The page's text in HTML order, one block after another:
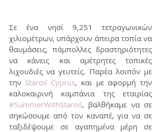
Σε ένα νησί 9,251 τετραγωνικών
χιλιομέτρων, υπάρχουν άπειρα τοπία να
θαυμάσεις, πάμπολλες δραστηριότητες
να κάνεις και αμέτρητες τοπικές
λιχουδιές να γευτείς. Παρέα λοιπόν με
την Staroil Cyprus, και με αφορμή την
#SummerWithStaroil, βαλθήκαμε να σε
σηκώσουμε από τον καναπέ, για να σε
ταξιδέψουμε σε αγαπημένα μέρη σε